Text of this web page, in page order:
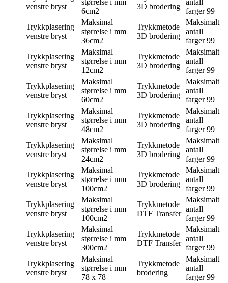
venstre bryst
6cm2
3D brodering
farger 99
Trykkplasering
venstre bryst
Maksimal
størrelse i mm
36cm2
Trykkmetode
3D brodering
Maksimalt
antall
farger 99
Trykkplasering
venstre bryst
Maksimal
størrelse i mm
12cm2
Trykkmetode
3D brodering
Maksimalt
antall
farger 99
Trykkplasering
venstre bryst
Maksimal
størrelse i mm
60cm2
Trykkmetode
3D brodering
Maksimalt
antall
farger 99
Trykkplasering
venstre bryst
Maksimal
størrelse i mm
48cm2
Trykkmetode
3D brodering
Maksimalt
antall
farger 99
Trykkplasering
venstre bryst
Maksimal
størrelse i mm
24cm2
Trykkmetode
3D brodering
Maksimalt
antall
farger 99
Trykkplasering
venstre bryst
Maksimal
størrelse i mm
100cm2
Trykkmetode
3D brodering
Maksimalt
antall
farger 99
Trykkplasering
venstre bryst
Maksimal
størrelse i mm
100cm2
Trykkmetode
DTF Transfer
Maksimalt
antall
farger 99
Trykkplasering
venstre bryst
Maksimal
størrelse i mm
300cm2
Trykkmetode
DTF Transfer
Maksimalt
antall
farger 99
Trykkplasering
venstre bryst
Maksimal
størrelse i mm
78 x 78
Trykkmetode
brodering
Maksimalt
antall
farger 99